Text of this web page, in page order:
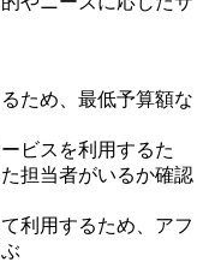
ため、最低予算額な
ビスを利用するた
担当者がいるか確認
利用するため、アフ